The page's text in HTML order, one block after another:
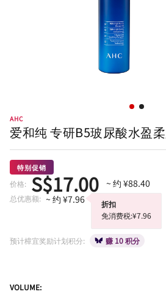
AHC
爱和纯 专研B5玻尿酸水盈
特别促销
价格: S$17.00 ~ 约 ¥88.40
总优惠额: ~ 约 ¥7.96
折扣
免消费税:¥7.96
预计樟宜奖励计划积分: 赚 10 积分
VOLUME: